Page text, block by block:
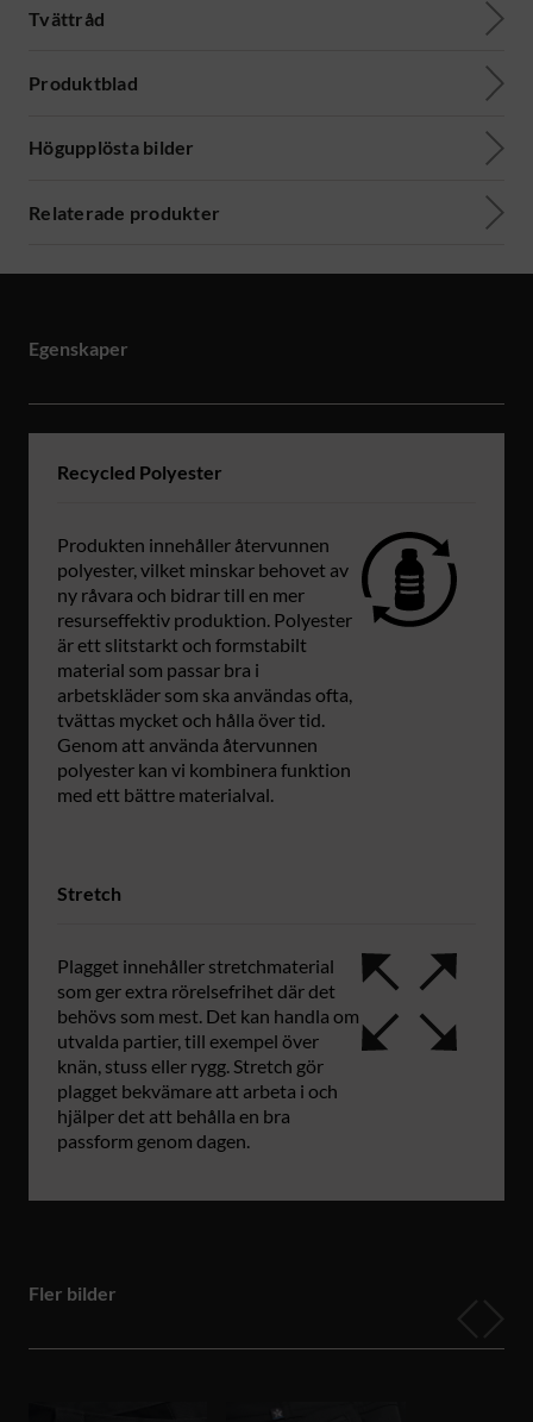
Tvättråd
Produktblad
Högupplösta bilder
Relaterade produkter
Egenskaper
Recycled Polyester
Produkten innehåller återvunnen
polyester, vilket minskar behovet av
ny råvara och bidrar till en mer
resurseffektiv produktion. Polyester
är ett slitstarkt och formstabilt
material som passar bra i
arbetskläder som ska användas ofta,
tvättas mycket och hålla över tid.
Genom att använda återvunnen
polyester kan vi kombinera funktion
med ett bättre materialval.
Stretch
Plagget innehåller stretchmaterial
som ger extra rörelsefrihet där det
behövs som mest. Det kan handla om
utvalda partier, till exempel över
knän, stuss eller rygg. Stretch gör
plagget bekvämare att arbeta i och
hjälper det att behålla en bra
passform genom dagen.
Fler bilder